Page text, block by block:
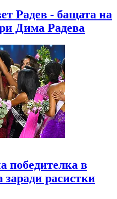
Радев - бащата на
Дима Радева
победителка в
заради расистки